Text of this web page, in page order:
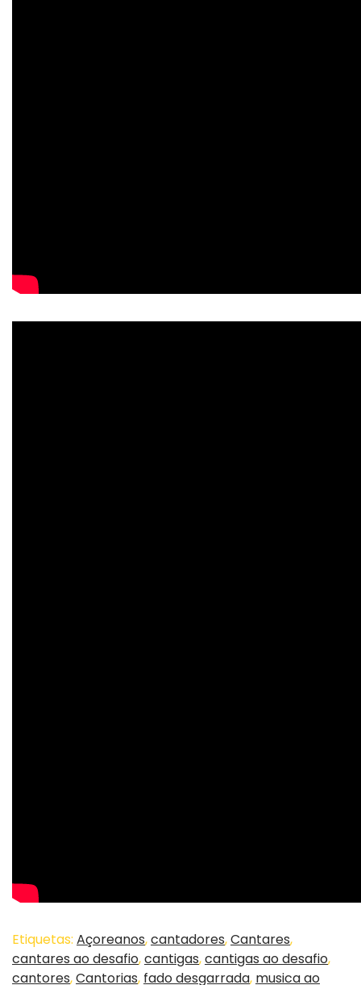
Etiquetas: Açoreanos,cantadores,Cantares,
cantares ao desafio,cantigas,cantigas ao desafio,
cantores,Cantorias, fado desgarrada, musica ao